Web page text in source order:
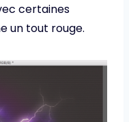
certaines
un tout rouge.